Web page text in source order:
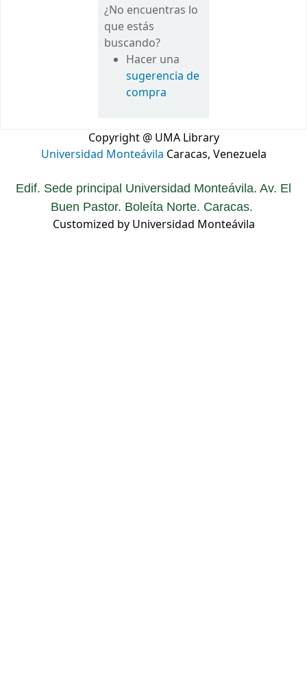
¿No encuentras lo
que estás
buscando?
Hacer una
sugerencia de
compra
Copyright @ UMA Library
Universidad Monteávila Caracas, Venezuela
Edif. Sede principal Universidad Monteávila. Av. El
Buen Pastor. Boleíta Norte. Caracas.
Customized by Universidad Monteávila